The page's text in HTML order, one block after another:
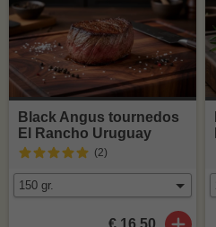
Black Angus tournedos
El Rancho Uruguay
(2)
€ 16,50